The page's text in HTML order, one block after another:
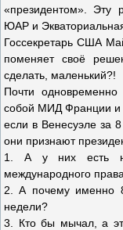
«президентом». Эту
ЮАР и
Госсекретарь США
поменяет своё
сделать, маленький?!
Почти
собой МИД Франции и
если в Венесуэле за
они признают
1. А у них есть
международного
2. А почему именно
недели?
3. Кто бы мычал, а